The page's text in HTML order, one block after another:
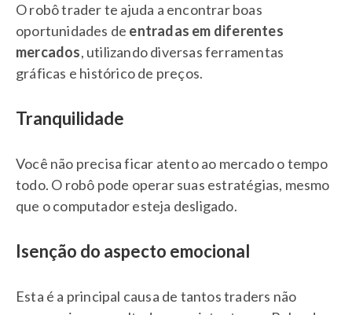
O robô trader te ajuda a encontrar boas
oportunidades de entradas em diferentes
mercados, utilizando diversas ferramentas
gráficas e histórico de preços.
Tranquilidade
Você não precisa ficar atento ao mercado o tempo
todo. O robô pode operar suas estratégias, mesmo
que o computador esteja desligado.
Isenção do aspecto emocional
Esta é a principal causa de tantos traders não